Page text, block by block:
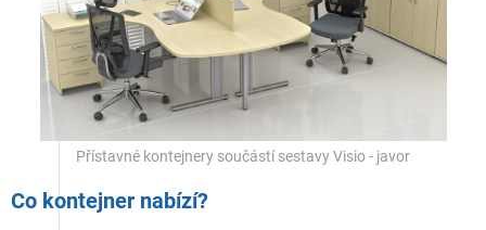
Přístavné kontejnery součástí sestavy Visio - javor
Co kontejner nabízí?